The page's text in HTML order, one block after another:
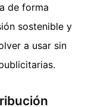
de forma
sostenible y
a usar sin